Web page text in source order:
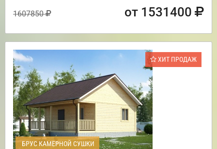
1607850 от 1531400
ХИТ ПРОДАЖ
БРУС КАМЕРНОЙ СУШКИ